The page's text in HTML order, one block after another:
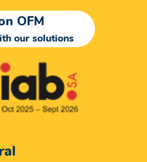
OFM
our solutions